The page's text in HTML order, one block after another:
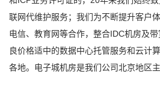
联网代维护服务；我们为不断提升客户
电信、教育网等合作，整合IDC机房及
良价格适中的数据中心托管服务和云计
各地。电子城机房是我们公司北京地区主